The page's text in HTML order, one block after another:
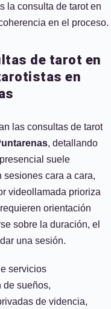
la consulta de tarot en
en el proceso.
de tarot en
en
las consultas de tarot
, detallando
suele
sesiones cara a cara,
videollamada prioriza
orientación
sobre la duración, el
una sesión.
servicios
de sueños,
de videncia,